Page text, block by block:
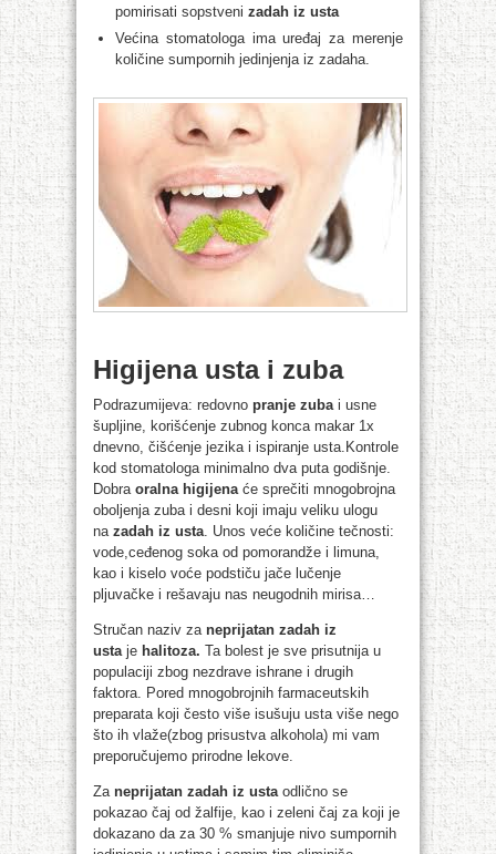
pomirisati sopstveni zadah iz usta
Većina stomatologa ima uređaj za merenje
količine sumpornih jedinjenja iz zadaha.
Higijena usta i zuba
Podrazumijeva: redovno pranje zuba i usne
šupljine, korišćenje zubnog konca makar 1x
dnevno, čišćenje jezika i ispiranje usta.Kontrole
kod stomatologa minimalno dva puta godišnje.
Dobra oralna higijena će sprečiti mnogobrojna
oboljenja zuba i desni koji imaju veliku ulogu
na zadah iz usta . Unos veće količine tečnosti:
vode,ceđenog soka od pomorandže i limuna,
kao i kiselo voće podstiču jače lučenje
pljuvačke i rešavaju nas neugodnih mirisa…
Stručan naziv za neprijatan zadah iz
usta je halitoza. Ta bolest je sve prisutnija u
populaciji zbog nezdrave ishrane i drugih
faktora. Pored mnogobrojnih farmaceutskih
preparata koji često više isušuju usta više nego
što ih vlaže(zbog prisustva alkohola) mi vam
preporučujemo prirodne lekove.
Za neprijatan zadah iz usta odlično se
pokazao čaj od žalfije, kao i zeleni čaj za koji je
dokazano da za 30 % smanjuje nivo sumpornih